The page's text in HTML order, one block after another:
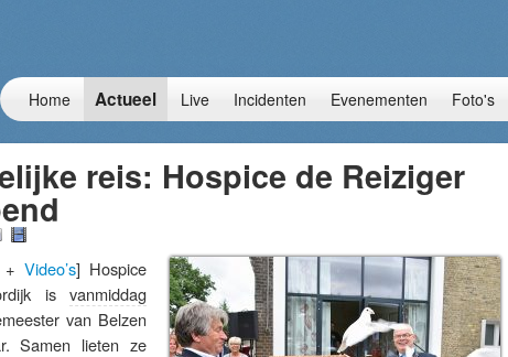
Home Actueel Live Incidenten Evenementen Foto's
reis: Hospice de Reiziger
+ Video’s] Hospice
is vanmiddag
van Belzen
Samen lieten ze